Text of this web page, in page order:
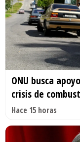
ONU busca
crisis de
Hace 15 horas